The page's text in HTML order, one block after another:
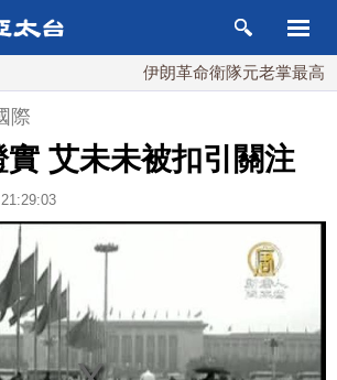
伊朗革命衛隊元老掌最高國安會
際
實 艾未未被扣引關注